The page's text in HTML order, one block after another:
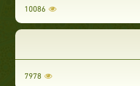
10086
7978